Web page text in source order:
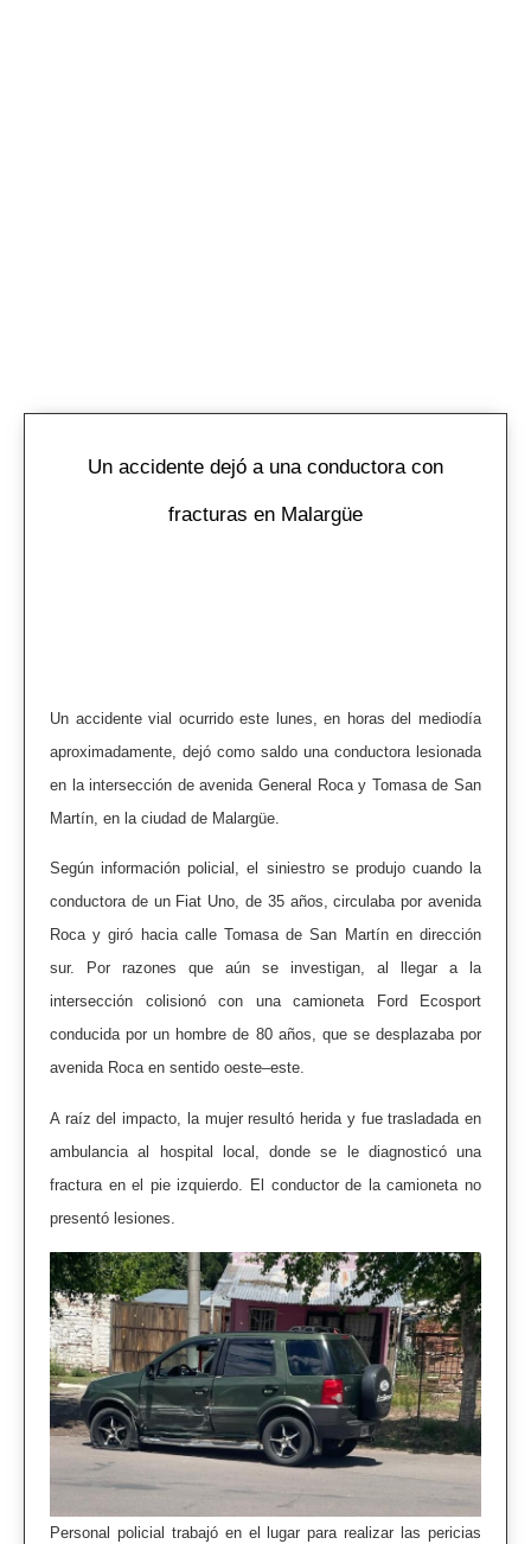
Un accidente dejó a una conductora con
fracturas en Malargüe
Un accidente vial ocurrido este lunes, en horas del mediodía
aproximadamente, dejó como saldo una conductora lesionada
en la intersección de avenida General Roca y Tomasa de San
Martín, en la ciudad de Malargüe.
Según información policial, el siniestro se produjo cuando la
conductora de un Fiat Uno, de 35 años, circulaba por avenida
Roca y giró hacia calle Tomasa de San Martín en dirección
sur. Por razones que aún se investigan, al llegar a la
intersección colisionó con una camioneta Ford Ecosport
conducida por un hombre de 80 años, que se desplazaba por
avenida Roca en sentido oeste–este.
A raíz del impacto, la mujer resultó herida y fue trasladada en
ambulancia al hospital local, donde se le diagnosticó una
fractura en el pie izquierdo. El conductor de la camioneta no
presentó lesiones.
Personal policial trabajó en el lugar para realizar las pericias